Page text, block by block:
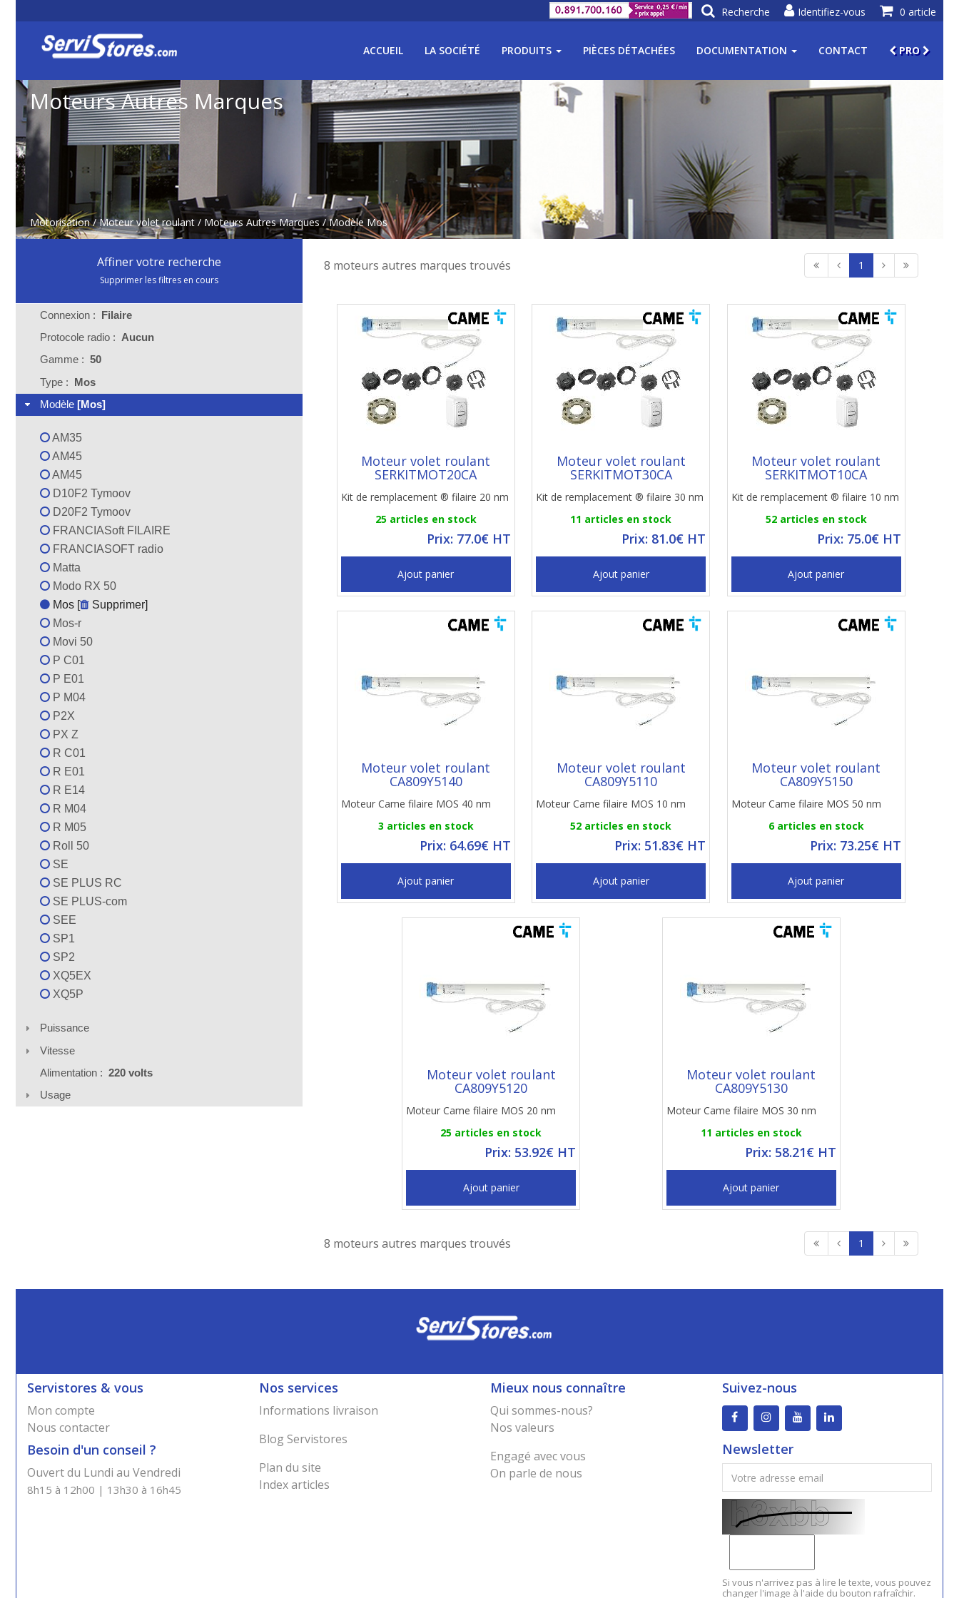
0 article
Identifiez-vous
Recherche
ACCUEIL LA SOCIÉTÉ PRODUITS PIÈCES DÉTACHÉES DOCUMENTATION CONTACT PRO
Moteurs Autres Marques
Motorisation /Moteur volet roulant / Moteurs Autres Marques / Modèle Mos
Affiner votre recherche
Supprimer les filtres en cours
Connexion : Filaire
Protocole radio : Aucun
Gamme : 50
Type : Mos
Modèle [Mos]
AM35
AM45
AM45
D10F2 Tymoov
D20F2 Tymoov
FRANCIASoft FILAIRE
FRANCIASOFT radio
Matta
Modo RX 50
Mos [
Supprimer]
Mos-r
Movi 50
P C01
P E01
P M04
P2X
PX Z
R C01
R E01
R E14
R M04
R M05
Roll 50
SE
SE PLUS RC
SE PLUS-com
SEE
SP1
SP2
XQ5EX
XQ5P
Puissance
Vitesse
Alimentation : 220 volts
Usage
8 moteurs autres marques trouvés 1
Moteur volet roulant
SERKITMOT20CA
Kit de remplacement ® filaire 20 nm
25 articles en stock
Prix: 77.0€ HT
Ajout panier
Moteur volet roulant
SERKITMOT30CA
Kit de remplacement ® filaire 30 nm
11 articles en stock
Prix: 81.0€ HT
Ajout panier
Moteur volet roulant
SERKITMOT10CA
Kit de remplacement ® filaire 10 nm
52 articles en stock
Prix: 75.0€ HT
Ajout panier
Moteur volet roulant
CA809Y5140
Moteur Came filaire MOS 40 nm
3 articles en stock
Prix: 64.69€ HT
Ajout panier
Moteur volet roulant
CA809Y5110
Moteur Came filaire MOS 10 nm
52 articles en stock
Prix: 51.83€ HT
Ajout panier
Moteur volet roulant
CA809Y5150
Moteur Came filaire MOS 50 nm
6 articles en stock
Prix: 73.25€ HT
Ajout panier
Moteur volet roulant
CA809Y5120
Moteur Came filaire MOS 20 nm
25 articles en stock
Prix: 53.92€ HT
Ajout panier
Moteur volet roulant
CA809Y5130
Moteur Came filaire MOS 30 nm
11 articles en stock
Prix: 58.21€ HT
Ajout panier
8 moteurs autres marques trouvés 1
Servistores & vous
Mon compte
Nous contacter
Besoin d'un conseil ?
Ouvert du Lundi au Vendredi
8h15 à 12h00 | 13h30 à 16h45
Nos services
Informations livraison
Blog Servistores
Plan du site
Index articles
Mieux nous connaître
Qui sommes-nous?
Nos valeurs
Engagé avec vous
On parle de nous
Suivez-nous
Newsletter
Si vous n'arrivez pas à lire le texte, vous pouvez
changer l'image à l'aide du bouton rafraîchir.